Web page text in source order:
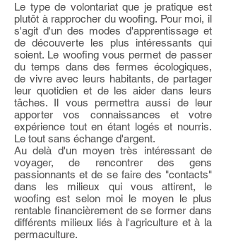
Le type de volontariat que je pratique est
plutôt à rapprocher du woofing. Pour moi, il
s'agit d'un des modes d'apprentissage et
de découverte les plus intéressants qui
soient. Le woofing vous permet de passer
du temps dans des fermes écologiques,
de vivre avec leurs habitants, de partager
leur quotidien et de les aider dans leurs
tâches. Il vous permettra aussi de leur
apporter vos connaissances et votre
expérience tout en étant logés et nourris.
Le tout sans échange d'argent.
Au delà d'un moyen très intéressant de
voyager, de rencontrer des gens
passionnants et de se faire des "contacts"
dans les milieux qui vous attirent, le
woofing est selon moi le moyen le plus
rentable financièrement de se former dans
différents milieux liés à l'agriculture et à la
permaculture.